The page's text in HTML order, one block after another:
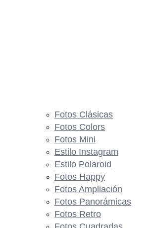
Fotos Clásicas
Fotos Colors
Fotos Mini
Estilo Instagram
Estilo Polaroid
Fotos Happy
Fotos Ampliación
Fotos Panorámicas
Fotos Retro